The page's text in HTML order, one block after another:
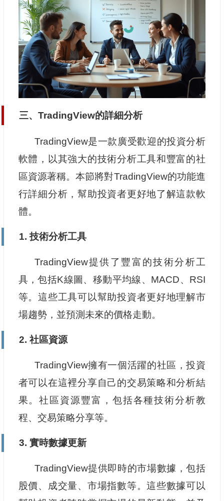
三、TradingView的詳細分析
TradingView是一款廣受歡迎的投資分析
軟體，以其強大的技術分析工具和豐富的社
區資源著稱。本節將對TradingView的功能進
行詳細分析，幫助投資者更好地了解這款軟
體。
1. 技術分析工具
TradingView提供了豐富的技術分析工
具，包括K線圖、移動平均線、MACD、RSI
等。這些工具可以幫助投資者更好地理解市
場趨勢，並預測未來的價格走動。
2. 社區資源
TradingView擁有一個活躍的社區，投資
者可以在這裡分享自己的交易策略和分析結
果。社區資源豐富，包括各種技術分析教
程、交易策略分享等。
3. 實時數據更新
TradingView提供即時的市場數據，包括
股價、成交量、市場指數等。這些數據可以